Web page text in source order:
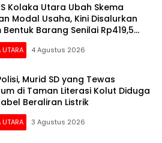
Kolaka Utara Ubah Skema
Modal Usaha, Kini Disalurkan
Barang Senilai Rp419,5
UTARA 4 Agustus 2026
Murid SD yang Tewas
di Taman Literasi Kolut Diduga
Beraliran Listrik
UTARA 3 Agustus 2026